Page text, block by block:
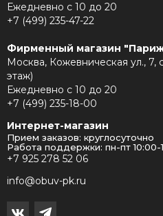
Ежедневно с 10 до 20
+7 (499) 235-47-22
Фирменный магазин
Москва, Кожевническая ул., 7,
этаж)
Ежедневно с 10 до 20
+7 (499) 235-18-00
Интернет-магазин
Прием заказов: круглосуточно
Работа поддержки: пн-пт 10:00-
+7 925 278 52 06
info@obuv-pk.ru